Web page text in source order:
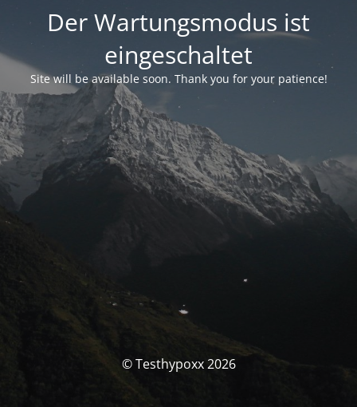
Der Wartungsmodus ist
eingeschaltet
Site will be available soon. Thank you for your patience!
© Testhypoxx 2026